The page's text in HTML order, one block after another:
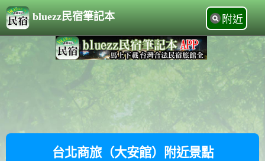
bluezz民宿筆記本 附近
台北商旅（大安館）附近景點